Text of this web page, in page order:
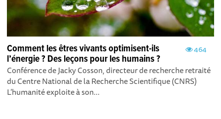
464
Comment les êtres vivants optimisent-ils
l’énergie ? Des leçons pour les humains ?
Conférence de Jacky Cosson, directeur de recherche retraité
du Centre National de la Recherche Scientifique (CNRS)
L’humanité exploite à son...